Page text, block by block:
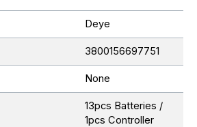
Deye
3800156697751
None
13pcs Batteries /
1pcs Controller